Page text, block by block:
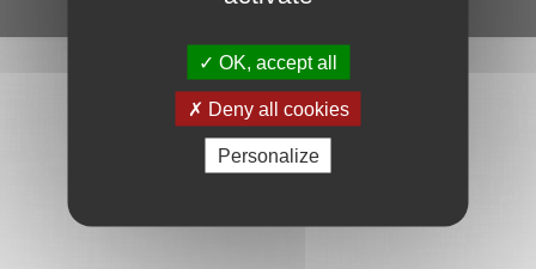
OK, accept all
Deny all cookies
Personalize
Ce service est proposé par